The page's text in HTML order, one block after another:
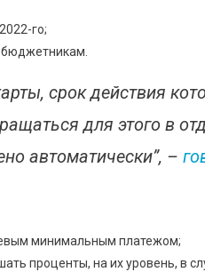
го;
срок действия
для этого в
автоматически”, –
минимальным платежом;
проценты, на их уровень, в